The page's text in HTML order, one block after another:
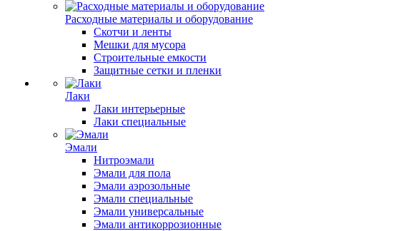
Расходные материалы и оборудование
Скотчи и ленты
Мешки для мусора
Строительные емкости
Защитные сетки и пленки
Лаки
Лаки интерьерные
Лаки специальные
Эмали
Нитроэмали
Эмали для пола
Эмали аэрозольные
Эмали специальные
Эмали универсальные
Эмали антикоррозионные